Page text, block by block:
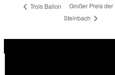
Trois Ballon
Großer Preis
Steinbach